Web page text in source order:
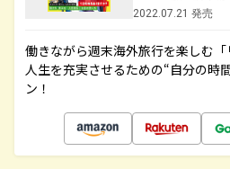
2022.07.21 発売
働きながら週末海外旅行を楽しむ「
人生を充実させるための“自分の時
ン！